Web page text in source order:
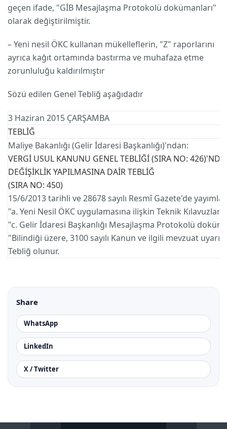
geçen ifade, "GİB Mesajlaşma Protokolü dokümanları"
olarak değiştirilmiştir.
– Yeni nesil ÖKC kullanan mükelleflerin, "Z" raporlarını
ayrıca kağıt ortamında bastırma ve muhafaza etme
zorunluluğu kaldırılmıştır
Sözü edilen Genel Tebliğ aşağıdadır
3 Haziran 2015 ÇARŞAMBA
TEBLİĞ
Maliye Bakanlığı (Gelir İdaresi Başkanlığı)'ndan:
VERGİ USUL KANUNU GENEL TEBLİĞİ (SIRA NO: 426)'NDE
DEĞİŞİKLİK YAPILMASINA DAİR TEBLİĞ
(SIRA NO: 450)
15/6/2013 tarihli ve 28678 sayılı Resmî Gazete'de
"a. Yeni Nesil ÖKC uygulamasına ilişkin Teknik Kılavuzlar."
"c. Gelir İdaresi Başkanlığı Mesajlaşma Protokolü
"Bilindiği üzere, 3100 sayılı Kanun ve ilgili mevzuat
Tebliğ olunur.
Share
WhatsApp
LinkedIn
X / Twitter